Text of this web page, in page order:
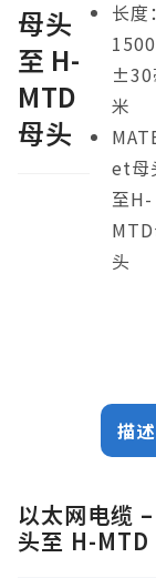
母头
至 H-
MTD
母头
长度：
1500
±30
米
et母
至H-
头
描述
以太网电缆
头至 H-MTD